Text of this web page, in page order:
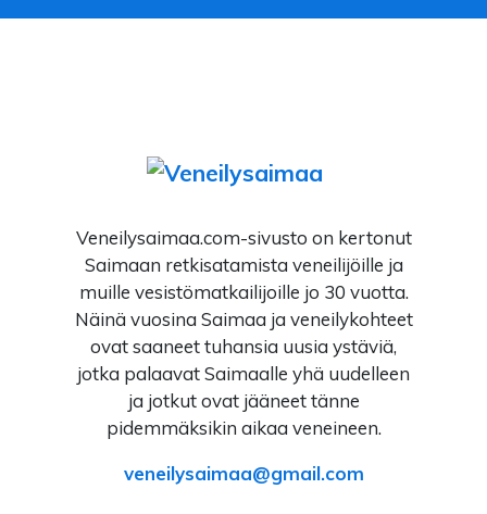
Veneilysaimaa.com-sivusto on kertonut
Saimaan retkisatamista veneilijöille ja
muille vesistömatkailijoille jo 30 vuotta.
Näinä vuosina Saimaa ja veneilykohteet
ovat saaneet tuhansia uusia ystäviä,
jotka palaavat Saimaalle yhä uudelleen
ja jotkut ovat jääneet tänne
pidemmäksikin aikaa veneineen.
veneilysaimaa
gmail.com